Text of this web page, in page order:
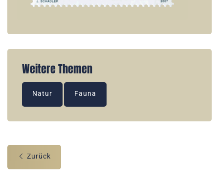
Weitere Themen
Natur Fauna
Zurück